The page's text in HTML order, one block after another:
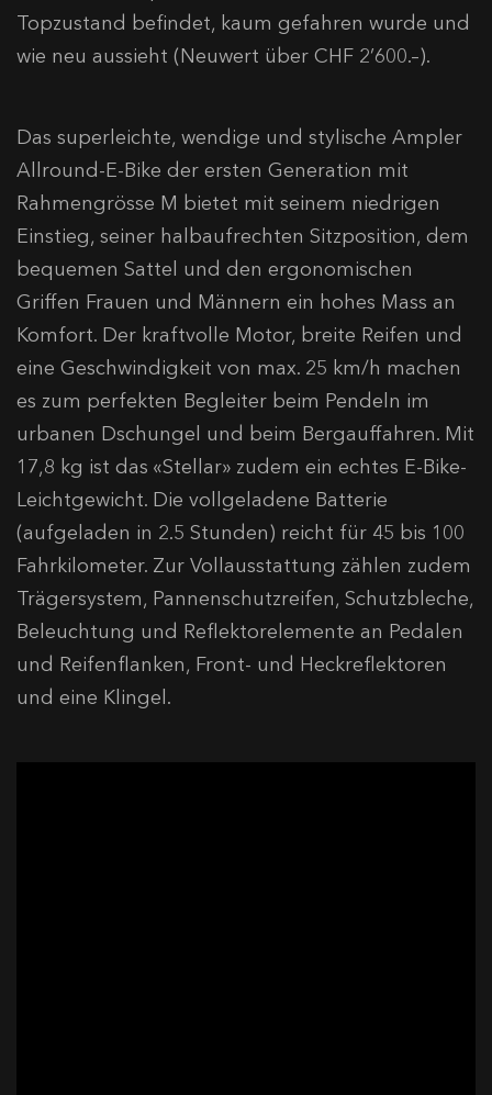
Topzustand befindet, kaum gefahren wurde und
wie neu aussieht (Neuwert über CHF 2’600.–).
Das superleichte, wendige und stylische Ampler
Allround-E-Bike der ersten Generation mit
Rahmengrösse M bietet mit seinem niedrigen
Einstieg, seiner halbaufrechten Sitzposition, dem
bequemen Sattel und den ergonomischen
Griffen Frauen und Männern ein hohes Mass an
Komfort. Der kraftvolle Motor, breite Reifen und
eine Geschwindigkeit von max. 25 km/h machen
es zum perfekten Begleiter beim Pendeln im
urbanen Dschungel und beim Bergauffahren. Mit
17,8 kg ist das «Stellar» zudem ein echtes E-Bike-
Leichtgewicht. Die vollgeladene Batterie
(aufgeladen in 2.5 Stunden) reicht für 45 bis 100
Fahrkilometer. Zur Vollausstattung zählen zudem
Trägersystem, Pannenschutzreifen, Schutzbleche,
Beleuchtung und Reflektorelemente an Pedalen
und Reifenflanken, Front- und Heckreflektoren
und eine Klingel.